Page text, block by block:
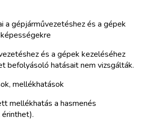
a gépjárművezetéshez és a gépek
és a gépek kezeléséhez
befolyásoló hatásait nem vizsgálták.
mellékhatások
mellékhatás a hasmenés